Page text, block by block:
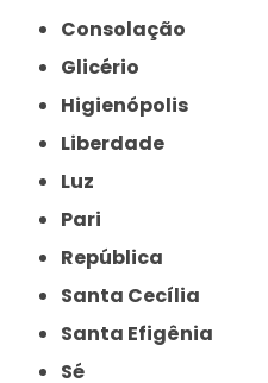
Consolação
Glicério
Higienópolis
Liberdade
Luz
Pari
República
Santa Cecília
Santa Efigênia
Sé